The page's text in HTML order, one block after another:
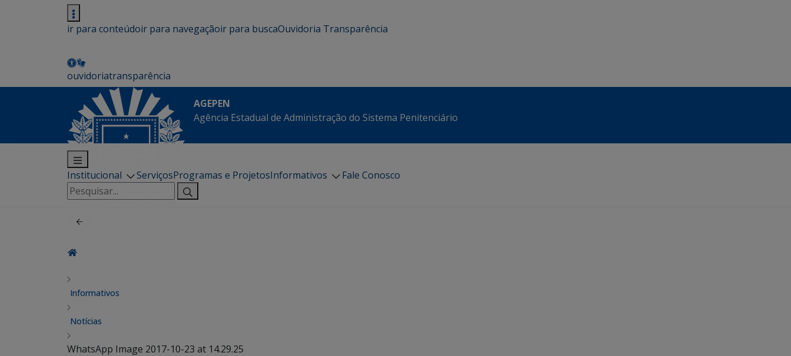
ir para conteúdoir para navegaçãoir para buscaOuvidoria Transparência
ouvidoriatransparência
AGEPEN
Agência Estadual de Administração do Sistema Penitenciário
Institucional ServiçosProgramas e ProjetosInformativos
Fale Conosco
Pesquisar
por:
Informativos
Notícias
WhatsApp Image 2017-10-23 at 14.29.25